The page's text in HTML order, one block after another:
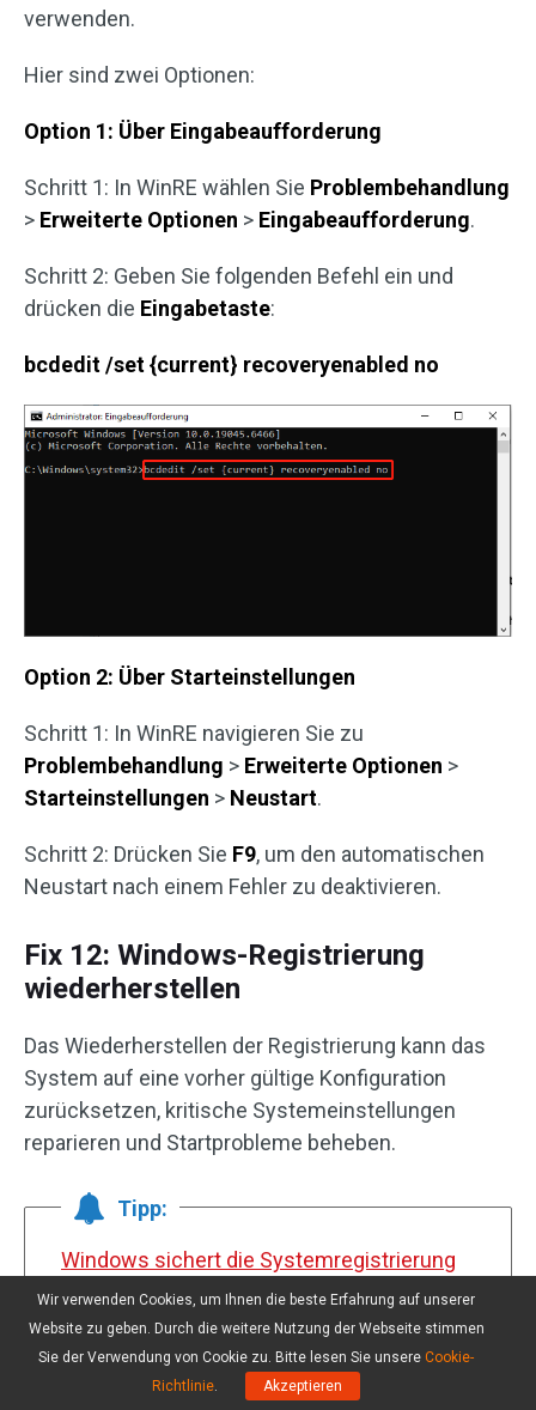
verwenden.
Hier sind zwei Optionen:
Option 1: Über Eingabeaufforderung
Schritt 1: In WinRE wählen Sie Problembehandlung
> Erweiterte Optionen > Eingabeaufforderung.
Schritt 2: Geben Sie folgenden Befehl ein und
drücken die Eingabetaste:
bcdedit /set {current} recoveryenabled no
Option 2: Über Starteinstellungen
Schritt 1: In WinRE navigieren Sie zu
Problembehandlung > Erweiterte Optionen >
Starteinstellungen > Neustart.
Schritt 2: Drücken Sie F9, um den automatischen
Neustart nach einem Fehler zu deaktivieren.
Fix 12: Windows-Registrierung
wiederherstellen
Das Wiederherstellen der Registrierung kann das
System auf eine vorher gültige Konfiguration
zurücksetzen, kritische Systemeinstellungen
reparieren und Startprobleme beheben.
Tipp:
Windows sichert die Systemregistrierung
nicht mehr automatisch im RegBack-
Ordner. Sicherungen erfolgen nur nach
erneuter Aktivierung der Funktion.
Wir verwenden Cookies, um Ihnen die beste Erfahrung auf unserer
Website zu geben. Durch die weitere Nutzung der Webseite stimmen
Sie der Verwendung von Cookie zu. Bitte lesen Sie unsere Cookie-
Richtlinie. Akzeptieren